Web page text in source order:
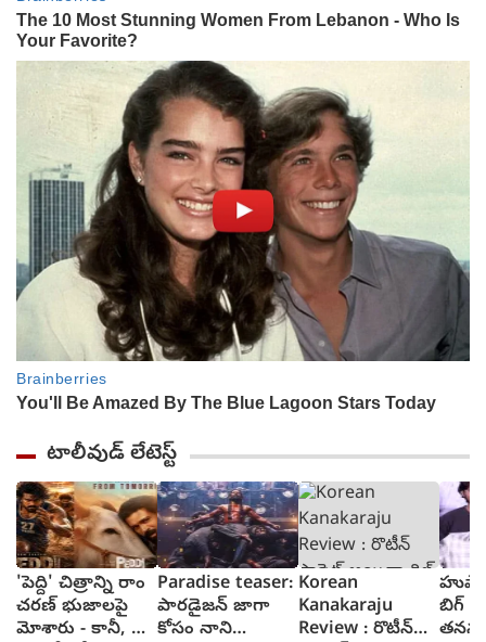
టాలీవుడ్ లేటెస్ట్
'పెద్ది' చిత్రాన్ని రాం
చరణ్ భుజాలపై
మోశారు - కానీ, ఆ
Paradise teaser:
పారడైజన్ జాగా
కోసం నాని
Korean
Kanakaraju
Review : రొటీన్
బిగ్